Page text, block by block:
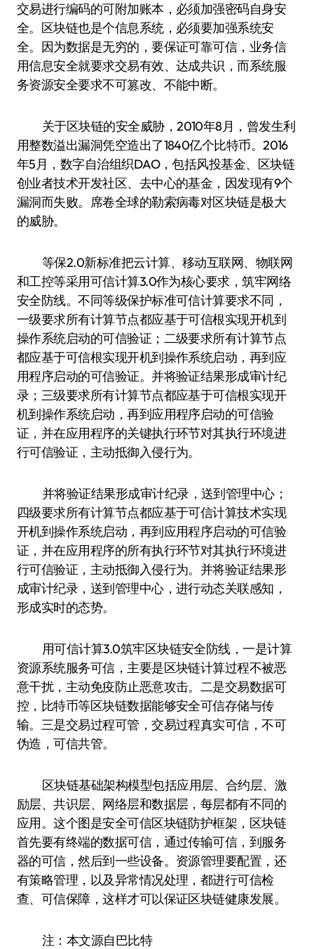
交易进行编码的可附加账本，必须加强密码自身安
全。区块链也是个信息系统，必须要加强系统安
全。因为数据是无穷的，要保证可靠可信，业务信
用信息安全就要求交易有效、达成共识，而系统服
务资源安全要求不可篡改、不能中断。
关于区块链的安全威胁，2010年8月，曾发生利
用整数溢出漏洞凭空造出了1840亿个比特币。2016
年5月，数字自治组织DAO，包括风投基金、区块链
创业者技术开发社区、去中心的基金，因发现有9个
漏洞而失败。席卷全球的勒索病毒对区块链是极大
的威胁。
等保2.0新标准把云计算、移动互联网、物联网
和工控等采用可信计算3.0作为核心要求，筑牢网络
安全防线。不同等级保护标准可信计算要求不同，
一级要求所有计算节点都应基于可信根实现开机到
操作系统启动的可信验证；二级要求所有计算节点
都应基于可信根实现开机到操作系统启动，再到应
用程序启动的可信验证。并将验证结果形成审计纪
录；三级要求所有计算节点都应基于可信根实现开
机到操作系统启动，再到应用程序启动的可信验
证，并在应用程序的关键执行环节对其执行环境进
行可信验证，主动抵御入侵行为。
并将验证结果形成审计纪录，送到管理中心；
四级要求所有计算节点都应基于可信计算技术实现
开机到操作系统启动，再到应用程序启动的可信验
证，并在应用程序的所有执行环节对其执行环境进
行可信验证，主动抵御入侵行为。并将验证结果形
成审计纪录，送到管理中心，进行动态关联感知，
形成实时的态势。
用可信计算3.0筑牢区块链安全防线，一是计算
资源系统服务可信，主要是区块链计算过程不被恶
意干扰，主动免疫防止恶意攻击。二是交易数据可
控，比特币等区块链数据能够安全可信存储与传
输。三是交易过程可管，交易过程真实可信，不可
伪造，可信共管。
区块链基础架构模型包括应用层、合约层、激
励层、共识层、网络层和数据层，每层都有不同的
应用。这个图是安全可信区块链防护框架，区块链
首先要有终端的数据可信，通过传输可信，到服务
器的可信，然后到一些设备。资源管理要配置，还
有策略管理，以及异常情况处理，都进行可信检
查、可信保障，这样才可以保证区块链健康发展。
注：本文源自巴比特